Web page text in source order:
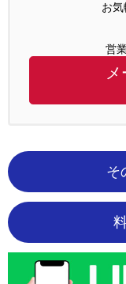
お気
営
そ